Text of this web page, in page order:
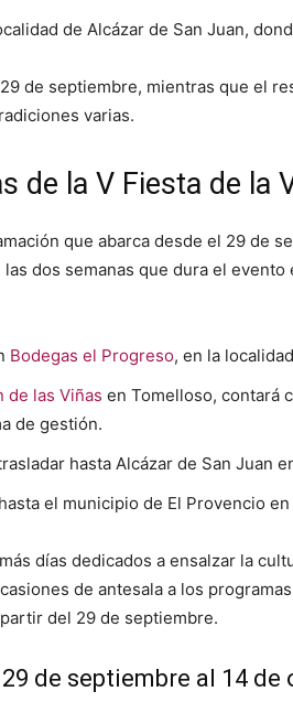
de Alcázar de San Juan,
de septiembre, mientras que el
varias.
de la V Fiesta de la
que abarca desde el 29 de
dos semanas que dura el
Bodegas el Progreso, en la
de las Viñas en Tomelloso, contará
de gestión.
hasta Alcázar de San Juan
el municipio de El Provencio
días dedicados a ensalzar la
de antesala a los
del 29 de septiembre.
de septiembre al 14 de